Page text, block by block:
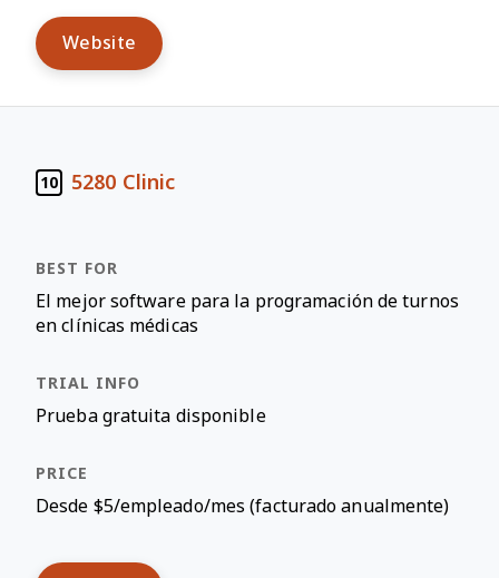
Website
10 5280 Clinic
El mejor software para la programación de turnos
en clínicas médicas
Prueba gratuita disponible
Desde $5/empleado/mes (facturado anualmente)